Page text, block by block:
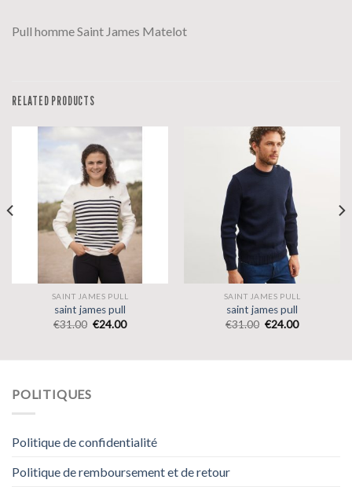
Pull homme Saint James Matelot
RELATED PRODUCTS
SAINT JAMES PULL
saint james pull
€31.00 €24.00
SAINT JAMES PULL
saint james pull
€31.00 €24.00
POLITIQUES
Politique de confidentialité
Politique de remboursement et de retour